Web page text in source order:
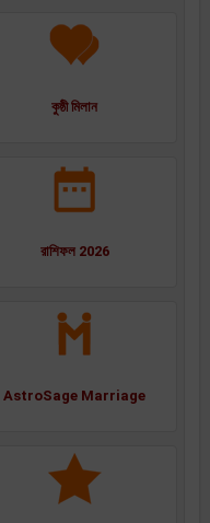
কুষ্ঠী মিলান
রাশিফল 2026
AstroSage Marriage